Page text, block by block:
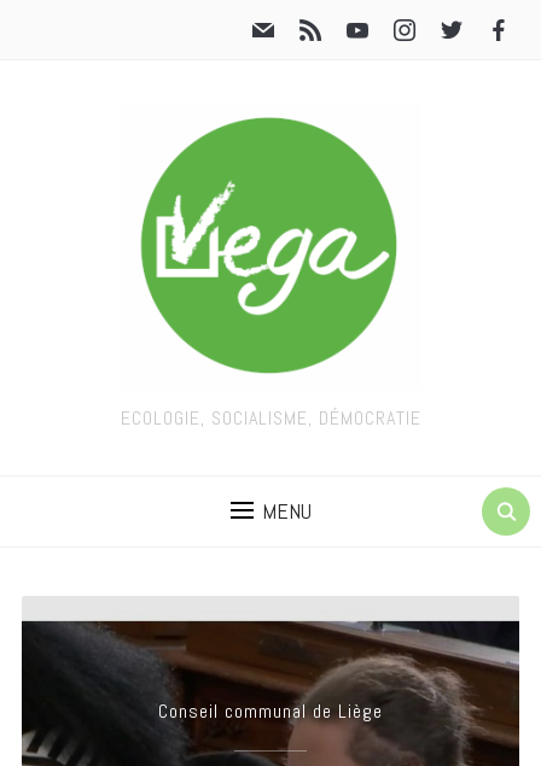
ECOLOGIE, SOCIALISME, DÉMOCRATIE
MENU
Conseil communal de Liège